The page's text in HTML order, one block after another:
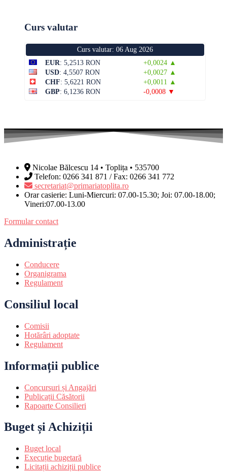
Curs valutar
Curs valutar: 06 Aug 2026
EUR: 5,2513 RON
+0,0024 ▲
USD: 4,5507 RON
+0,0027 ▲
CHF: 5,6221 RON
+0,0011 ▲
GBP: 6,1236 RON -0,0008 ▼
Nicolae Bălcescu 14 • Toplița • 535700
Telefon: 0266 341 871 / Fax: 0266 341 772
secretariat@primariatoplita.ro
Orar casierie: Luni-Miercuri: 07.00-15.30; Joi: 07.00-18.00;
Vineri:07.00-13.00
Formular contact
Administrație
Conducere
Organigrama
Regulament
Consiliul local
Comisii
Hotărâri adoptate
Regulament
Informații publice
Concursuri și Angajări
Publicații Căsătorii
Rapoarte Consilieri
Buget și Achiziții
Buget local
Execuție bugetară
Licitații achiziții publice